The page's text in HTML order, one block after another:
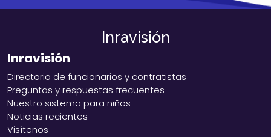
Inravisión
Inravisión
Directorio de funcionarios y contratistas
Preguntas y respuestas frecuentes
Nuestro sistema para niños
Noticias recientes
Visítenos